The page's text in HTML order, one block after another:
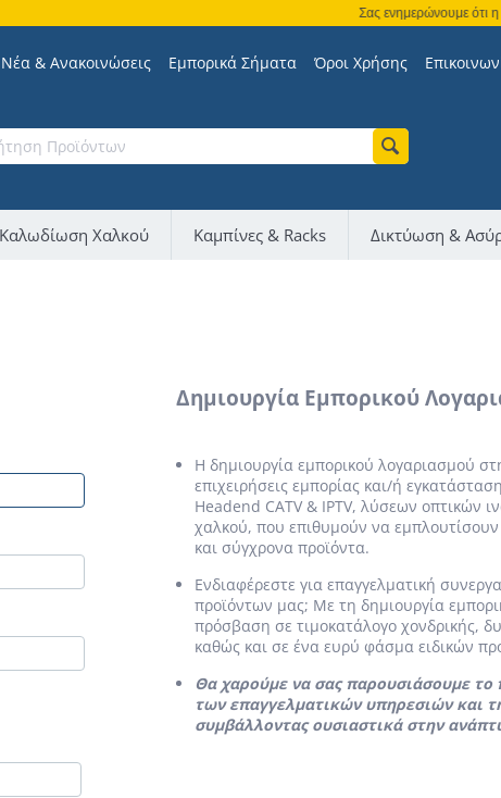
Σας ενημερώνουμε ότι η
Νέα & Ανακοινώσεις Εμπορικά Σήματα Όροι Χρήσης
Χαλκού Καμπίνες & Racks Δικτύωση &
Δημιουργία Εμπορικού
Η δημιουργία εμπορικού λογαριασμού
επιχειρήσεις εμπορίας και/ή
Headend CATV & IPTV, λύσεων οπτικών
χαλκού, που επιθυμούν να
και σύγχρονα προϊόντα.
Ενδιαφέρεστε για επαγγελματική
προϊόντων μας; Με τη δημιουργία
πρόσβαση σε τιμοκατάλογο χονδρικής,
καθώς και σε ένα ευρύ φάσμα ειδικών
Θα χαρούμε να σας παρουσιάσουμε
των επαγγελματικών υπηρεσιών και
συμβάλλοντας ουσιαστικά στην